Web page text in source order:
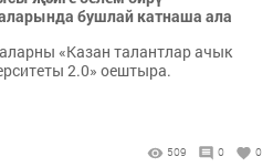
бушлай катнаша ала
«Казан талантлар ачык
2.0» оештыра.
509 0 0